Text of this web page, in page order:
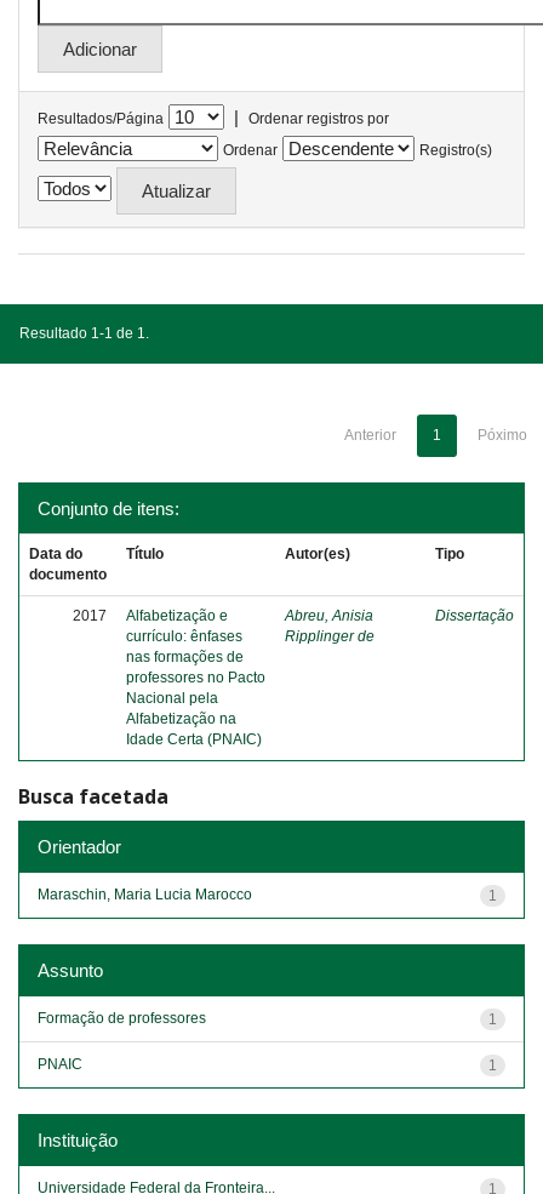
Resultados/Página |
Ordenar registros por
Ordenar
Registro(s)
Resultado 1-1 de 1.
Anterior 1 Póximo
Conjunto de itens:
Data do
documento
Título Autor(es) Tipo
2017
Alfabetização e
currículo: ênfases
nas formações de
professores no Pacto
Nacional pela
Alfabetização na
Idade Certa (PNAIC)
Abreu, Anisia
Ripplinger de
Dissertação
Busca facetada
Orientador
1
Maraschin, Maria Lucia Marocco
Assunto
1
Formação de professores
1
PNAIC
Instituição
1
Universidade Federal da Fronteira...